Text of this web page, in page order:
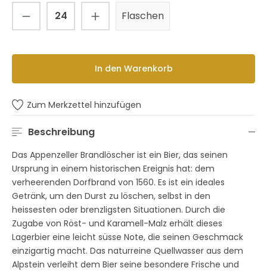
Produkt Anzahl: Gib den
Flaschen
In den Warenkorb
Zum Merkzettel hinzufügen
Beschreibung
Das Appenzeller Brandlöscher ist ein Bier, das seinen
Ursprung in einem historischen Ereignis hat: dem
verheerenden Dorfbrand von 1560. Es ist ein ideales
Getränk, um den Durst zu löschen, selbst in den
heissesten oder brenzligsten Situationen. Durch die
Zugabe von Röst- und Karamell-Malz erhält dieses
Lagerbier eine leicht süsse Note, die seinen Geschmack
einzigartig macht. Das naturreine Quellwasser aus dem
Alpstein verleiht dem Bier seine besondere Frische und